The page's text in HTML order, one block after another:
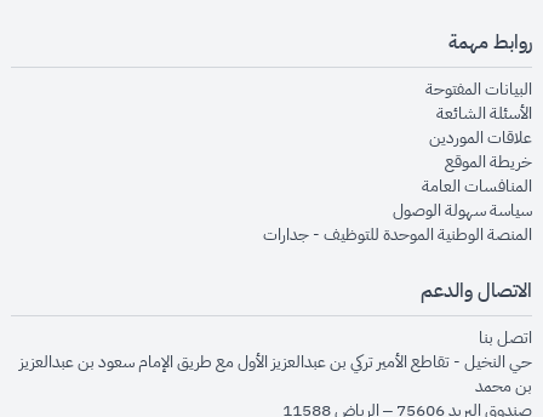
روابط مهمة
البيانات المفتوحةopens in new window
الأسئلة الشائعةopens in new window
علاقات الموردينopens in new window
خريطة الموقعopens in new window
المنافسات العامةopens in new window
سياسة سهولة الوصولopens in new window
المنصة الوطنية الموحدة للتوظيف - جداراتopens in new window
الاتصال والدعم
اتصل بنا
حي النخيل - تقاطع الأمير تركي بن عبدالعزيز الأول مع طريق الإمام سعود بن عبدالعزيز
بن محمد
صندوق البريد 75606 – الرياض 11588